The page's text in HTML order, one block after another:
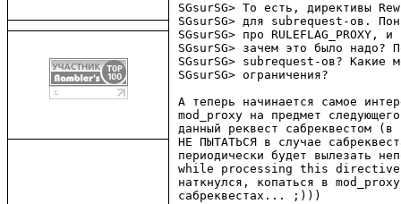
SGsurSG> То есть, директивы
SGsurSG> для subrequest-ов.
SGsurSG> про
SGsurSG> зачем это было надо?
SGsurSG> subrequest-ов? Какие
SGsurSG> ограничения?
А теперь начинается самое
mod_proxy на предмет
данный реквест сабреквестом
НЕ ПЫТАТЬСЯ в случае
периодически будет вылезать
while processing this directive].
наткнулся, копаться в
сабреквестах... ;)))